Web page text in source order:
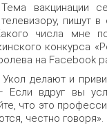
Тема вакцинации
телевизору, пишут
числа мне
конкурса
на Facebook
делают и
Если вдруг вы
что это
честно говоря».